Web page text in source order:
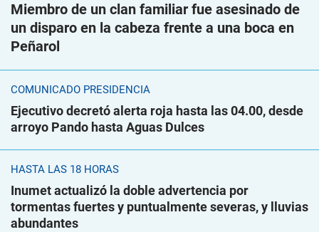
Miembro de un clan familiar fue asesinado de
un disparo en la cabeza frente a una boca en
Peñarol
COMUNICADO PRESIDENCIA
Ejecutivo decretó alerta roja hasta las 04.00, desde
arroyo Pando hasta Aguas Dulces
HASTA LAS 18 HORAS
Inumet actualizó la doble advertencia por
tormentas fuertes y puntualmente severas, y lluvias
abundantes